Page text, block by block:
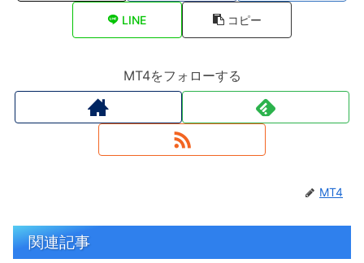
LINE コピー
MT4をフォローする
MT4
関連記事